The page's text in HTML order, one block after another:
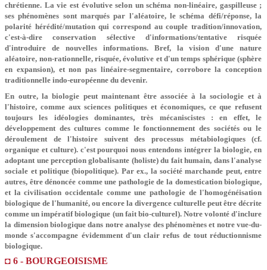
chrétienne. La vie est évolutive selon un schéma non-linéaire, gaspilleuse ;
ses phénomènes sont marqués par l'aléatoire, le schéma défi/réponse, la
polarité hérédité/mutation qui correspond au couple tradition/innovation,
c'est-à-dire conservation sélective d'informations/tentative risquée
d'introduire de nouvelles informations. Bref, la vision d'une nature
aléatoire, non-rationnelle, risquée, évolutive et d'un temps sphérique (sphère
en expansion), et non pas linéaire-segmentaire, corrobore la conception
traditionnelle indo-européenne du devenir.
En outre, la biologie peut maintenant être associée à la sociologie et à
l'histoire, comme aux sciences politiques et économiques, ce que refusent
toujours les idéologies dominantes, très mécaniscistes : en effet, le
développement des cultures comme le fonctionnement des sociétés ou le
déroulement de l'histoire suivent des processus métabiologiques (cf.
organique et culture). c'est pourquoi nous entendons intégrer la biologie, en
adoptant une perception globalisante (holiste) du fait humain, dans l'analyse
sociale et politique (biopolitique). Par ex., la société marchande peut, entre
autres, être dénoncée comme une pathologie de la domestication biologique,
et la civilisation occidentale comme une pathologie de l'homogénéisation
biologique de l'humanité, ou encore la divergence culturelle peut être décrite
comme un impératif biologique (un fait bio-culturel). Notre volonté d'inclure
la dimension biologique dans notre analyse des phénomènes et notre vue-du-
monde s'accompagne évidemment d'un clair refus de tout réductionnisme
biologique.
◘ 6 - BOURGEOISISME